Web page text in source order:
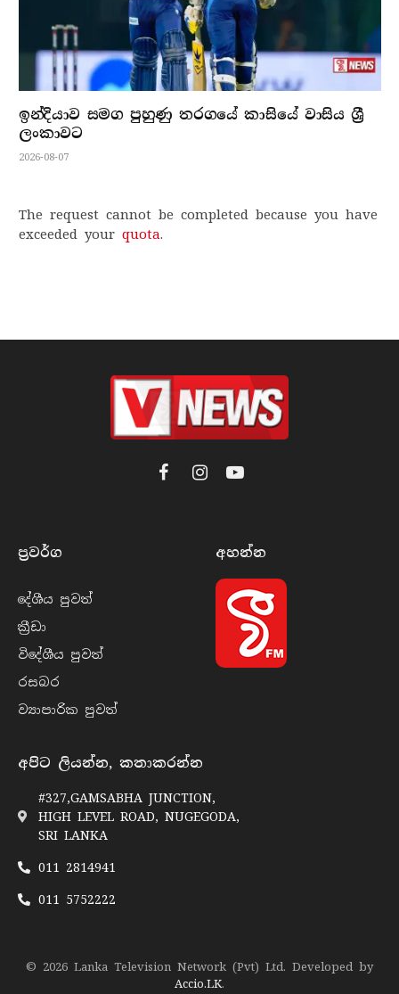
ඉන්දියාව සමග පුහුණු තරගයේ කාසියේ වාසිය ශ්‍රී
ලංකාවට
2026-08-07
The request cannot be completed because you have
exceeded your quota.
FacebookInstagramYouTube
ප්‍රවර්​ග
දේශීය පුව​ත්
ක්‍රී​ඩා
විදේශීය පුව​ත්
රසබ​ර
ව්‍යාපාරික පුව​ත්
අහන්​න
අපිට ලියන්න, කතාකරන්න
#327,GAMSABHA JUNCTION,
HIGH LEVEL ROAD, NUGEGODA,
SRI LANKA
011 2814941
011 5752222
© 2026 Lanka Television Network (Pvt) Ltd. Developed by
Accio.LK.